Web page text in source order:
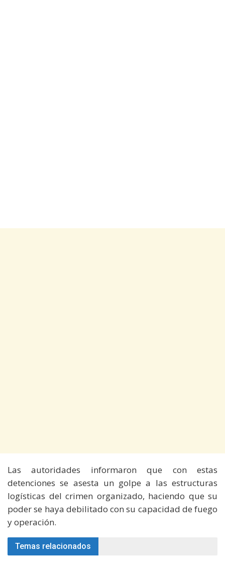
Las autoridades informaron que con estas
detenciones se asesta un golpe a las estructuras
logísticas del crimen organizado, haciendo que su
poder se haya debilitado con su capacidad de fuego
y operación.
Temas relacionados